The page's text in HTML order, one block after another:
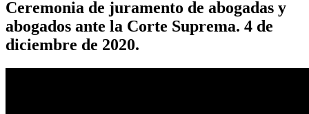
Ceremonia de juramento de abogadas y
abogados ante la Corte Suprema. 4 de
diciembre de 2020.